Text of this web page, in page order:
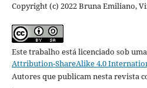
Copyright (c) 2022 Bruna Emiliano,
Este trabalho está licenciado sob
Attribution-ShareAlike 4.0
Autores que publicam nesta revista